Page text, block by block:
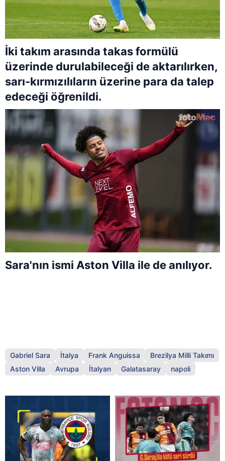
İki takım arasında takas formülü
üzerinde durulabileceği de aktarılırken,
sarı-kırmızılıların üzerine para da talep
edeceği öğrenildi.
Sara'nın ismi Aston Villa ile de anılıyor.
Gabriel Sara İtalya Frank Anguissa
Brezilya Milli Takımı
Aston Villa
Avrupa İtalyan Galatasaray napoli